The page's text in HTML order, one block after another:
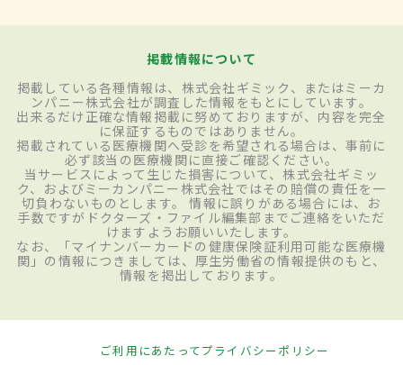
掲載情報について
掲載している各種情報は、株式会社ギミック、またはミーカ
ンパニー株式会社が調査した情報をもとにしています。
出来るだけ正確な情報掲載に努めておりますが、内容を完全
に保証するものではありません。
掲載されている医療機関へ受診を希望される場合は、事前に
必ず該当の医療機関に直接ご確認ください。
当サービスによって生じた損害について、株式会社ギミッ
ク、およびミーカンパニー株式会社ではその賠償の責任を一
切負わないものとします。 情報に誤りがある場合には、お
手数ですがドクターズ・ファイル編集部までご連絡をいただ
けますようお願いいたします。
なお、「マイナンバーカードの健康保険証利用可能な医療機
関」の情報につきましては、厚生労働省の情報提供のもと、
情報を掲出しております。
ご利用にあたってプライバシーポリシー